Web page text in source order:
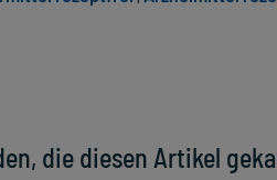
die diesen Artikel